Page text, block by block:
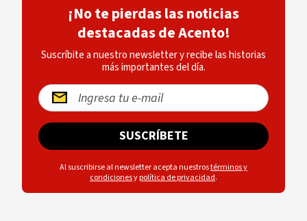
¡No te pierdas las noticias
destacadas de Acento!
Suscríbite a nuestro newsletter y recibe las historias
más importantes del día.
SUSCRÍBETE
Al suscribirse al newsletter acepta nuestrostérminos y
condicionesypolítica de privacidad.